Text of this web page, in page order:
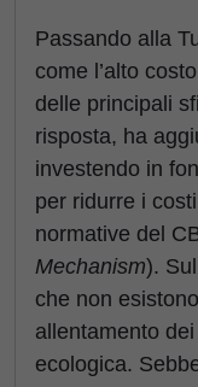
Passando alla
come l’alto
delle principali
risposta, ha
investendo in
per ridurre i
normative del
Mechanism).
che non
allentamento
ecologica.